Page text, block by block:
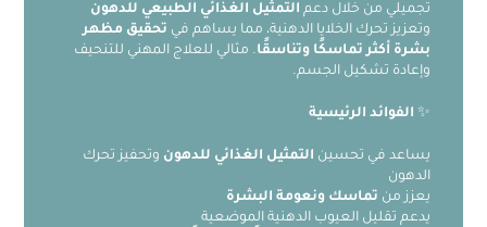
تجميلي من خلال دعم التمثيل الغذائي الطبيعي للدهون
وتعزيز تحرك الخلايا الدهنية، مما يساهم في تحقيق مظهر
بشرة أكثر تماسكًا وتناسقًا. مثالي للعلاج المهني للتنحيف
وإعادة تشكيل الجسم.
✨ الفوائد الرئيسية
يساعد في تحسين التمثيل الغذائي للدهون وتحفيز تحرك
الدهون
يعزز من تماسك ونعومة البشرة
يدعم تقليل العيوب الدهنية الموضعية